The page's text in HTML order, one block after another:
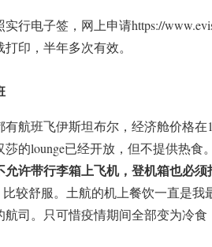
实行电子签，网上申请https://
印，半年多次有效。
有航班飞伊斯坦布尔，经济舱价格
莎的lounge已经开放，但不提供热
许带行李箱上飞机，登机箱也必
较舒服。土航的机上餐饮一直是
航司。只可惜疫情期间全部变为冷